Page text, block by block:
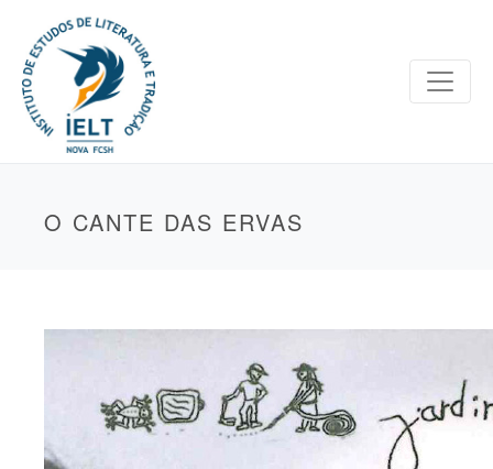
O CANTE DAS ERVAS